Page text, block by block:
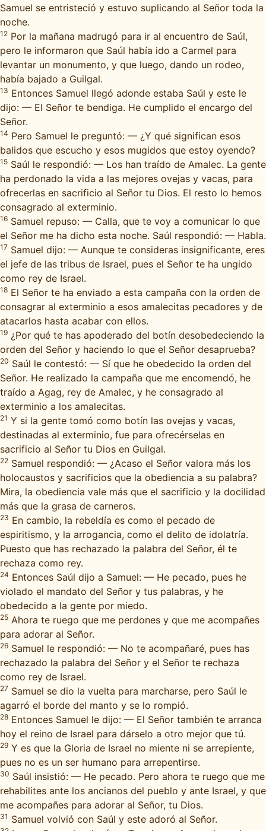
Samuel se entristeció y estuvo suplicando al Señor toda la
noche.
12 Por la mañana madrugó para ir al encuentro de Saúl,
pero le informaron que Saúl había ido a Carmel para
levantar un monumento, y que luego, dando un rodeo,
había bajado a Guilgal.
13 Entonces Samuel llegó adonde estaba Saúl y este le
dijo: — El Señor te bendiga. He cumplido el encargo del
Señor.
14 Pero Samuel le preguntó: — ¿Y qué significan esos
balidos que escucho y esos mugidos que estoy oyendo?
15 Saúl le respondió: — Los han traído de Amalec. La gente
ha perdonado la vida a las mejores ovejas y vacas, para
ofrecerlas en sacrificio al Señor tu Dios. El resto lo hemos
consagrado al exterminio.
16 Samuel repuso: — Calla, que te voy a comunicar lo que
el Señor me ha dicho esta noche. Saúl respondió: — Habla.
17 Samuel dijo: — Aunque te consideras insignificante, eres
el jefe de las tribus de Israel, pues el Señor te ha ungido
como rey de Israel.
18 El Señor te ha enviado a esta campaña con la orden de
consagrar al exterminio a esos amalecitas pecadores y de
atacarlos hasta acabar con ellos.
19 ¿Por qué te has apoderado del botín desobedeciendo la
orden del Señor y haciendo lo que el Señor desaprueba?
20 Saúl le contestó: — Sí que he obedecido la orden del
Señor. He realizado la campaña que me encomendó, he
traído a Agag, rey de Amalec, y he consagrado al
exterminio a los amalecitas.
21 Y si la gente tomó como botín las ovejas y vacas,
destinadas al exterminio, fue para ofrecérselas en
sacrificio al Señor tu Dios en Guilgal.
22 Samuel respondió: — ¿Acaso el Señor valora más los
holocaustos y sacrificios que la obediencia a su palabra?
Mira, la obediencia vale más que el sacrificio y la docilidad
más que la grasa de carneros.
23 En cambio, la rebeldía es como el pecado de
espiritismo, y la arrogancia, como el delito de idolatría.
Puesto que has rechazado la palabra del Señor, él te
rechaza como rey.
24 Entonces Saúl dijo a Samuel: — He pecado, pues he
violado el mandato del Señor y tus palabras, y he
obedecido a la gente por miedo.
25 Ahora te ruego que me perdones y que me acompañes
para adorar al Señor.
26 Samuel le respondió: — No te acompañaré, pues has
rechazado la palabra del Señor y el Señor te rechaza
como rey de Israel.
27 Samuel se dio la vuelta para marcharse, pero Saúl le
agarró el borde del manto y se lo rompió.
28 Entonces Samuel le dijo: — El Señor también te arranca
hoy el reino de Israel para dárselo a otro mejor que tú.
29 Y es que la Gloria de Israel no miente ni se arrepiente,
pues no es un ser humano para arrepentirse.
30 Saúl insistió: — He pecado. Pero ahora te ruego que me
rehabilites ante los ancianos del pueblo y ante Israel, y que
me acompañes para adorar al Señor, tu Dios.
31 Samuel volvió con Saúl y este adoró al Señor.